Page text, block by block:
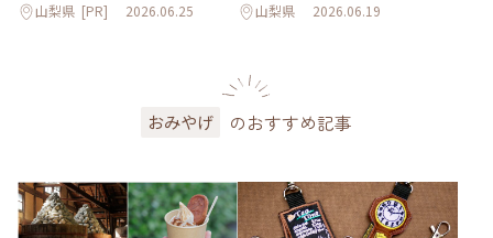
山梨県 [PR] 2026.06.25 山梨県 2026.06.19
おみやげ のおすすめ記事